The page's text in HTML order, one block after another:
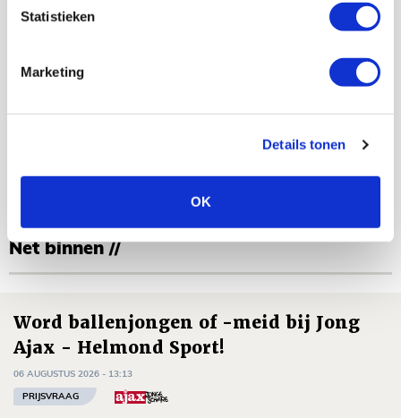
Statistieken
Marketing
Details tonen
OK
- Zaterdag 12 december: Ajax - PEC Zwolle
opsomming.
Bekijk alle berichten van Floris Roos
Net binnen //
Word ballenjongen of -meid bij Jong
Ajax - Helmond Sport!
06 AUGUSTUS 2026 - 13:13
PRIJSVRAAG